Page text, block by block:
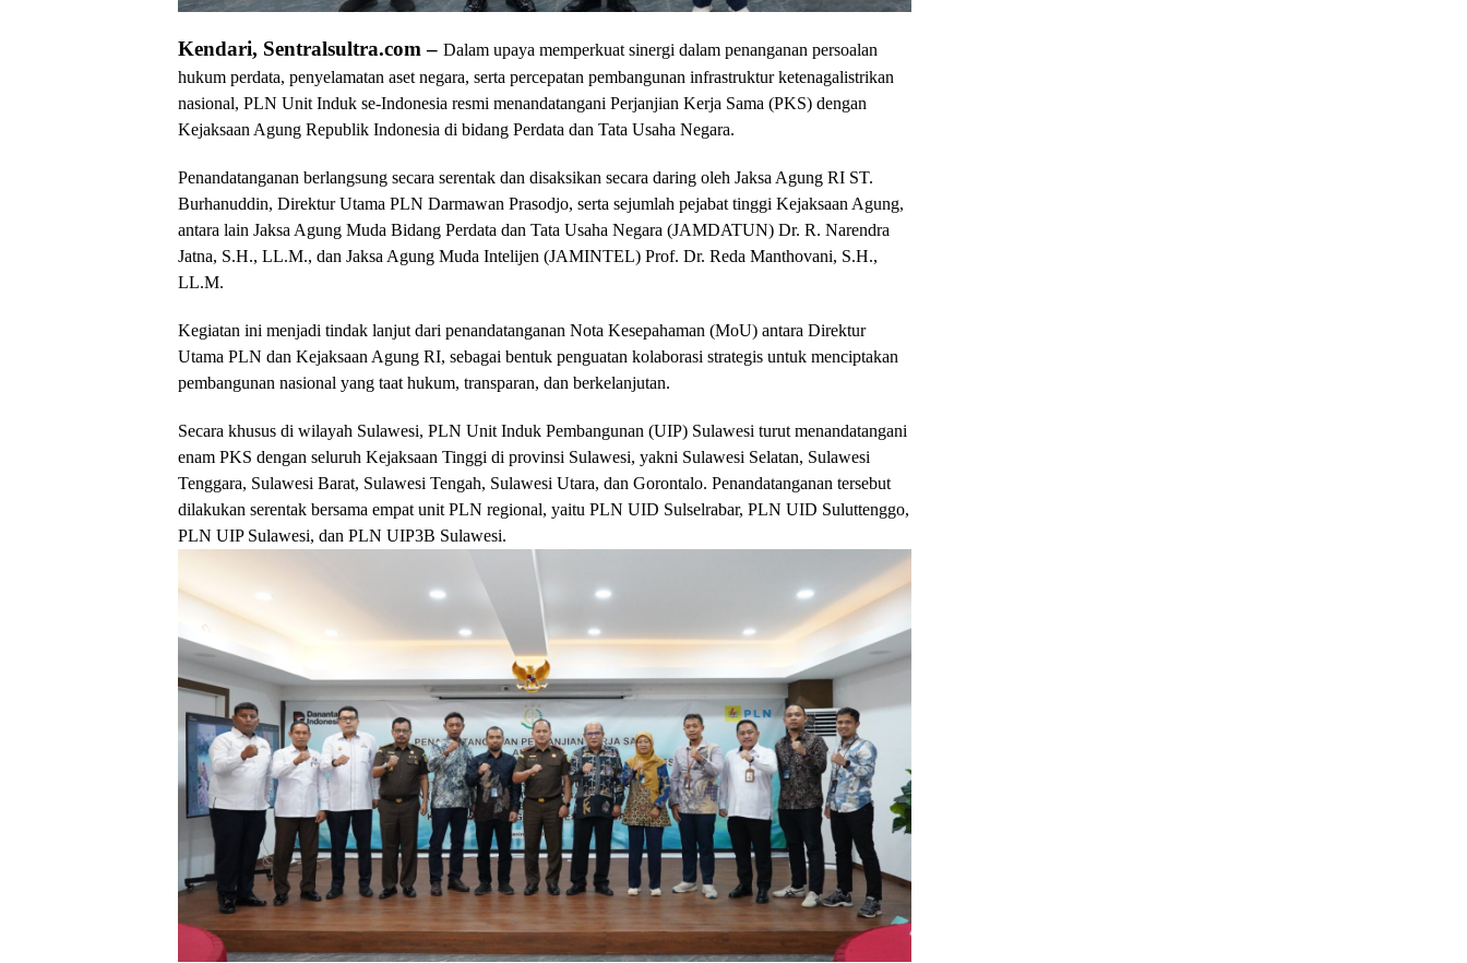
Kendari, Sentralsultra.com – Dalam upaya memperkuat sinergi dalam penanganan persoalan
hukum perdata, penyelamatan aset negara, serta percepatan pembangunan infrastruktur ketenagalistrikan
nasional, PLN Unit Induk se-Indonesia resmi menandatangani Perjanjian Kerja Sama (PKS) dengan
Kejaksaan Agung Republik Indonesia di bidang Perdata dan Tata Usaha Negara.
Penandatanganan berlangsung secara serentak dan disaksikan secara daring oleh Jaksa Agung RI ST.
Burhanuddin, Direktur Utama PLN Darmawan Prasodjo, serta sejumlah pejabat tinggi Kejaksaan Agung,
antara lain Jaksa Agung Muda Bidang Perdata dan Tata Usaha Negara (JAMDATUN) Dr. R. Narendra
Jatna, S.H., LL.M., dan Jaksa Agung Muda Intelijen (JAMINTEL) Prof. Dr. Reda Manthovani, S.H.,
LL.M.
Kegiatan ini menjadi tindak lanjut dari penandatanganan Nota Kesepahaman (MoU) antara Direktur
Utama PLN dan Kejaksaan Agung RI, sebagai bentuk penguatan kolaborasi strategis untuk menciptakan
pembangunan nasional yang taat hukum, transparan, dan berkelanjutan.
Secara khusus di wilayah Sulawesi, PLN Unit Induk Pembangunan (UIP) Sulawesi turut menandatangani
enam PKS dengan seluruh Kejaksaan Tinggi di provinsi Sulawesi, yakni Sulawesi Selatan, Sulawesi
Tenggara, Sulawesi Barat, Sulawesi Tengah, Sulawesi Utara, dan Gorontalo. Penandatanganan tersebut
dilakukan serentak bersama empat unit PLN regional, yaitu PLN UID Sulselrabar, PLN UID Suluttenggo,
PLN UIP Sulawesi, dan PLN UIP3B Sulawesi.